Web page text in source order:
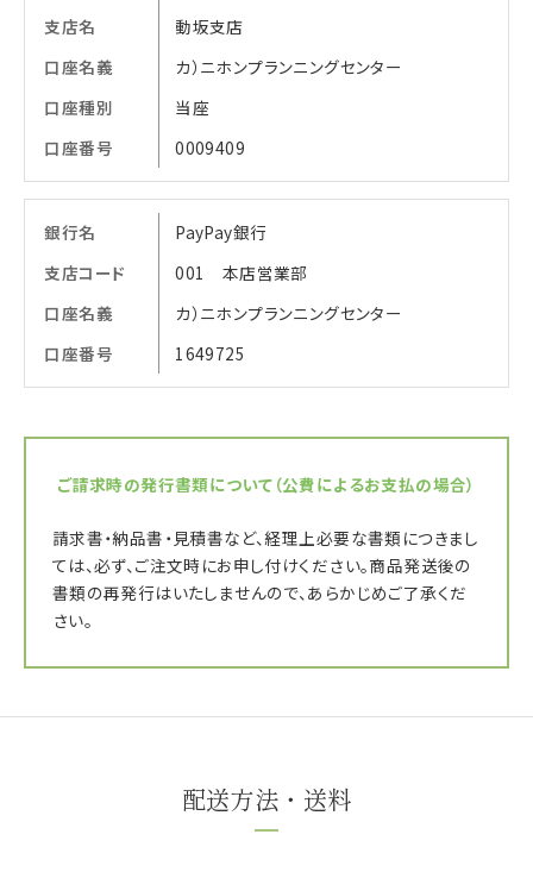
支店名
動坂支店
口座名義
カ）ニホンプランニングセンター
口座種別
当座
口座番号
0009409
銀行名
PayPay銀行
支店コード
001 本店営業部
口座名義
カ）ニホンプランニングセンター
口座番号
1649725
ご請求時の発行書類について （公費によるお支払の場合）
請求書・納品書・見積書など、経理上必要な書類につきまし
ては、必ず、ご注文時にお申し付けください。商品発送後の
書類の再発行はいたしませんので、あらかじめご了承くだ
さい。
配送方法・送料